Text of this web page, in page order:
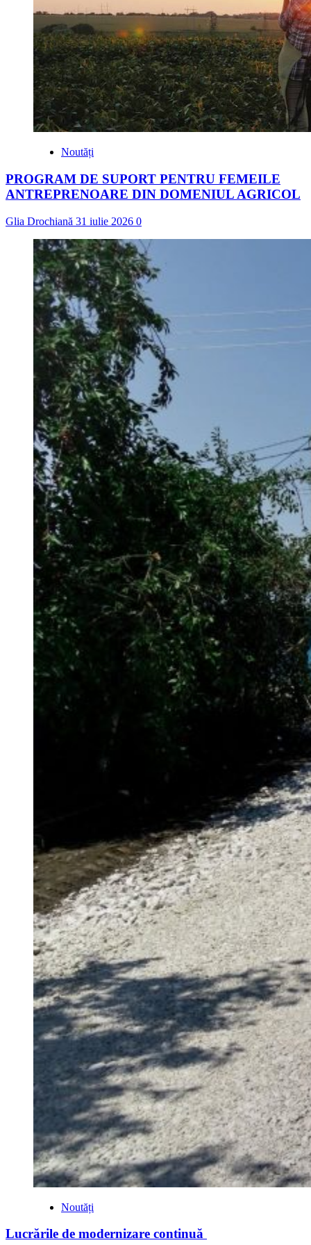
Noutăți
PROGRAM DE SUPORT PENTRU FEMEILE
ANTREPRENOARE DIN DOMENIUL AGRICOL
Glia Drochiană 31 iulie 2026 0
Noutăți
Lucrările de modernizare continuă